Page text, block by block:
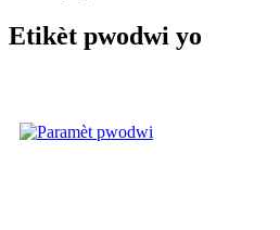
Etikèt pwodwi yo